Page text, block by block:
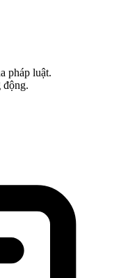
pháp luật.
động.